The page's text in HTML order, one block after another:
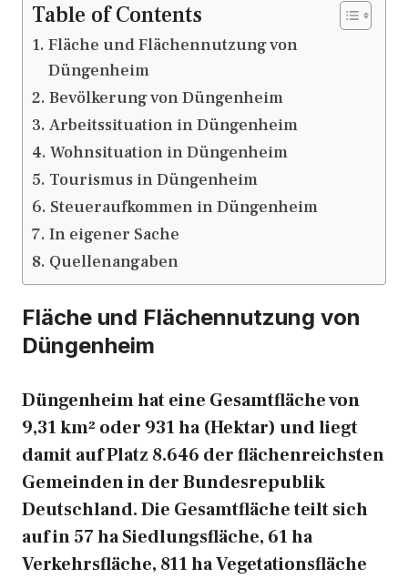
Table of Contents
Fläche und Flächennutzung von
Düngenheim
Bevölkerung von Düngenheim
Arbeitssituation in Düngenheim
Wohnsituation in Düngenheim
Tourismus in Düngenheim
Steueraufkommen in Düngenheim
In eigener Sache
Quellenangaben
Fläche und Flächennutzung von
Düngenheim
Düngenheim hat eine Gesamtfläche von
9,31 km² oder 931 ha (Hektar) und liegt
damit auf Platz 8.646 der flächenreichsten
Gemeinden in der Bundesrepublik
Deutschland. Die Gesamtfläche teilt sich
auf in 57 ha Siedlungsfläche, 61 ha
Verkehrsfläche, 811 ha Vegetationsfläche